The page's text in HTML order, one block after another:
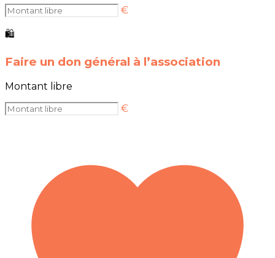
€
🛍
Faire un don général à l’association
Montant libre
€